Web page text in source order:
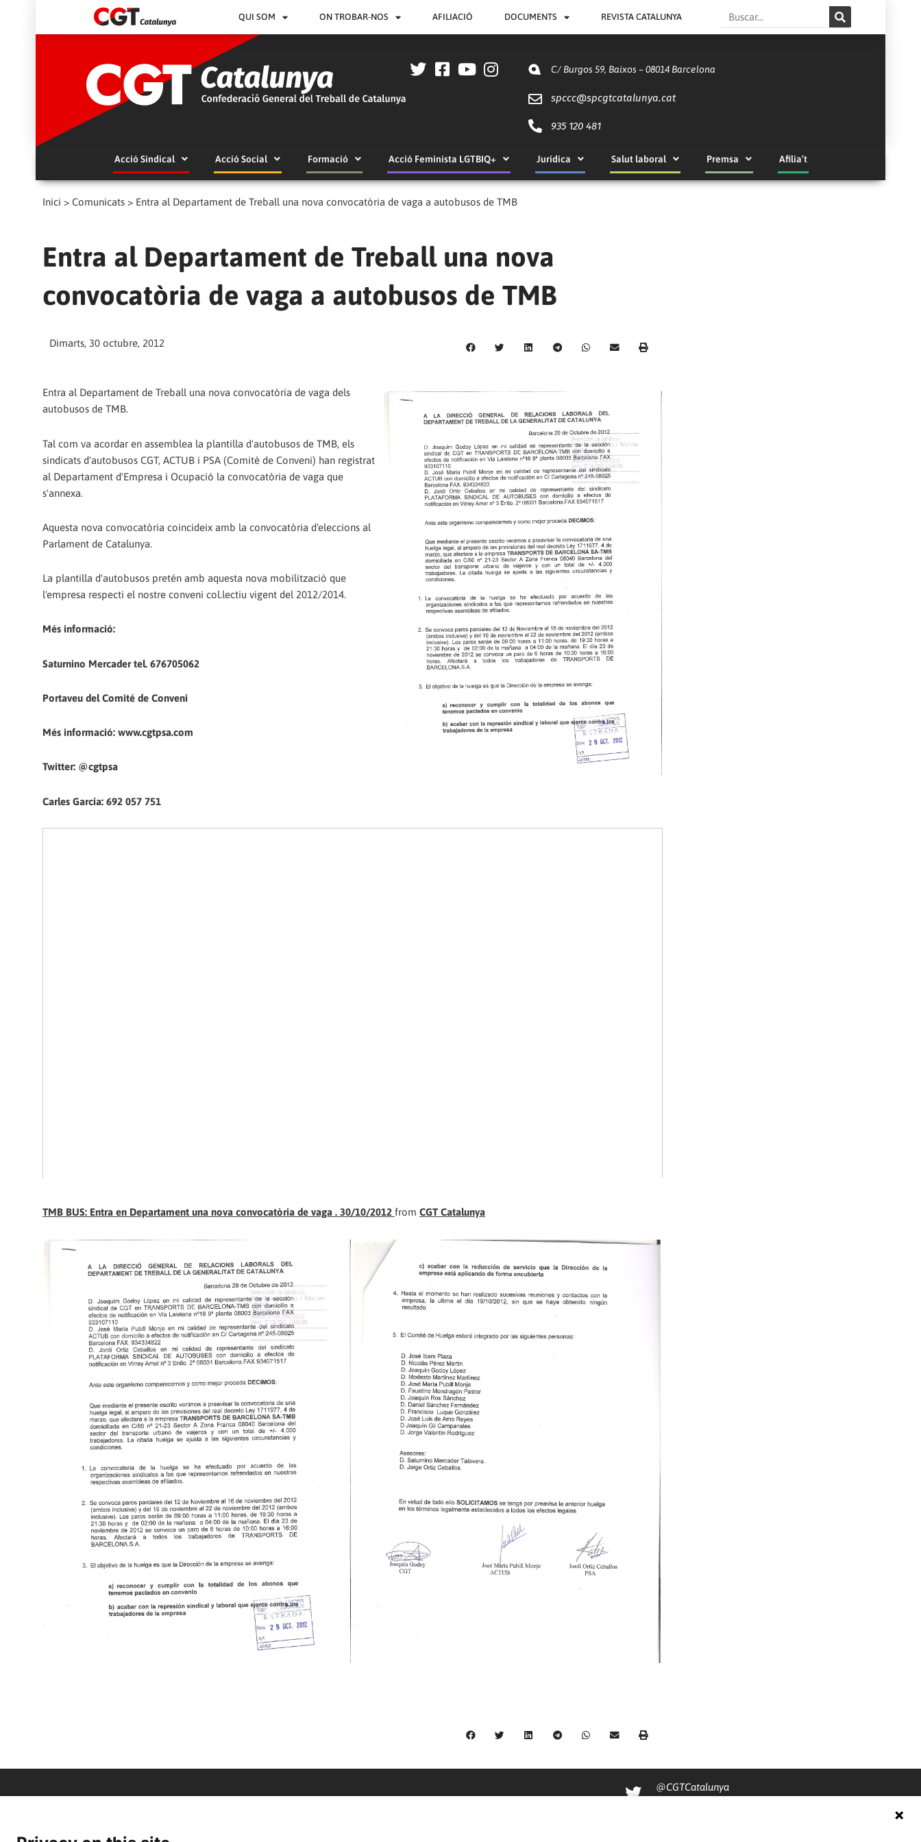
QUI SOM ON TROBAR-NOS AFILIACIÓ DOCUMENTS REVISTA CATALUNYA Search
C/ Burgos 59, Baixos – 08014 Barcelona
spccc@spcgtcatalunya.cat
935 120 481
Acció Sindical Acció Social Formació Acció Feminista LGTBIQ+ Jurídica Salut laboral Premsa Afilia’t
Inici > Comunicats > Entra al Departament de Treball una nova convocatòria de vaga a autobusos de TMB
Entra al Departament de Treball una nova
convocatòria de vaga a autobusos de TMB
Dimarts, 30 octubre, 2012
Entra al Departament de Treball una nova convocatòria de vaga dels
autobusos de TMB.
Tal com va acordar en assemblea la plantilla d'autobusos de TMB, els
sindicats d'autobusos CGT, ACTUB i PSA (Comitè de Conveni) han registrat
al Departament d'Empresa i Ocupació la convocatòria de vaga que
s'annexa.
Aquesta nova convocatòria coincideix amb la convocatòria d'eleccions al
Parlament de Catalunya.
La plantilla d'autobusos pretén amb aquesta nova mobilització que
l'empresa respecti el nostre conveni col.lectiu vigent del 2012/2014.
Més informació:
Saturnino Mercader tel. 676705062
Portaveu del Comité de Conveni
Més informació: www.cgtpsa.com
Twitter: @cgtpsa
Carles Garcia: 692 057 751
TMB BUS: Entra en Departament una nova convocatòria de vaga . 30/10/2012 from CGT Catalunya
@CGTCatalunya